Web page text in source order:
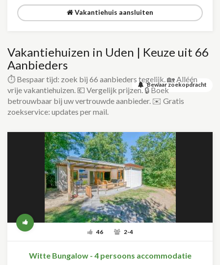
Vakantiehuis aansluiten
Bewaar zoekopdracht
Vakantiehuizen in Uden | Keuze uit 66
Aanbieders
⏱️ Bespaar tijd: zoek bij 66 aanbieders tegelijk. 🏡 Alléén
vrije vakantiehuizen. 💶 Vergelijk prijzen. 🔒 Boek
betrouwbaar bij uw vertrouwde aanbieder. ✉️ Gratis
zoekservice: updates per mail.
46 2-4
Witte Bungalow - 4 persoons accommodatie